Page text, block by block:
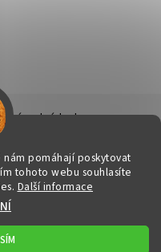
podmínky |
& reklamační řád
stravy, všechna práva
cookies
pomáhají poskytovat
tohoto webu souhlasíte
Další informace